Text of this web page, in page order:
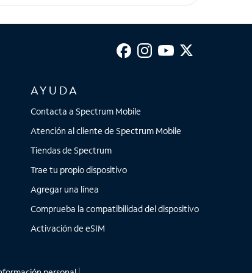
AYUDA
Contacta a Spectrum Mobile
Atención al cliente de Spectrum Mobile
Tiendas de Spectrum
Trae tu propio dispositivo
Agregar una línea
Comprueba la compatibilidad del dispositivo
Activación de eSIM